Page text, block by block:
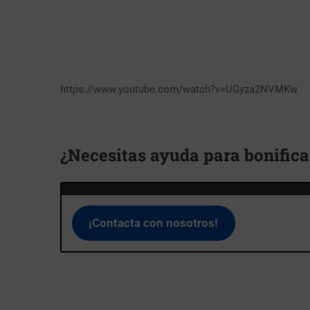
https://www.youtube.com/watch?v=UGyza2NVMKw
¿Necesitas ayuda para
¡Contacta con nosotros!